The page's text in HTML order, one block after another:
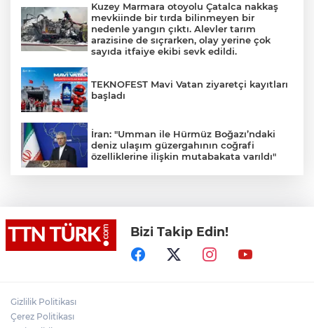
Kuzey Marmara otoyolu Çatalca nakkaş
mevkiinde bir tırda bilinmeyen bir
nedenle yangın çıktı. Alevler tarım
arazisine de sıçrarken, olay yerine çok
sayıda itfaiye ekibi sevk edildi.
TEKNOFEST Mavi Vatan ziyaretçi kayıtları
başladı
İran: "Umman ile Hürmüz Boğazı’ndaki
deniz ulaşım güzergahının coğrafi
özelliklerine ilişkin mutabakata varıldı"
Suikast timinin son firarisinin kaçışı bitti,
yargı başladı
Bizi Takip Edin!
Gizlilik Politikası
Çerez Politikası